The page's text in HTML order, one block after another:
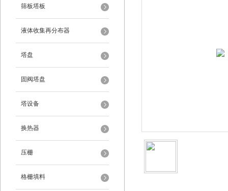
筛板塔板
液体收集再分布器
塔盘
固阀塔盘
塔设备
换热器
压栅
格栅填料